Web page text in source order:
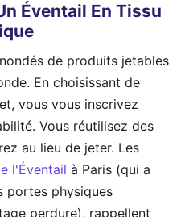
Éventail En Tissu
de produits jetables
En choisissant de
vous vous inscrivez
Vous réutilisez des
au lieu de jeter. Les
l'Éventail à Paris (qui a
portes physiques
perdure), rappellent